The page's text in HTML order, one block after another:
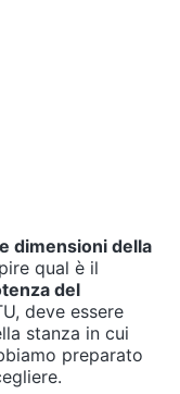
dimensioni della
qual è il
del
deve essere
stanza in cui
preparato